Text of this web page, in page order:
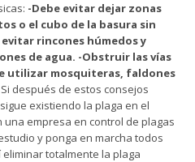
-Debe evitar dejar zonas
o el cubo de la basura sin
rincones húmedos y
de agua. -Obstruir las vías
utilizar mosquiteras, faldones
Si después de estos consejos
existiendo la plaga en el
empresa en control de plagas
y ponga en marcha todos
totalmente la plaga